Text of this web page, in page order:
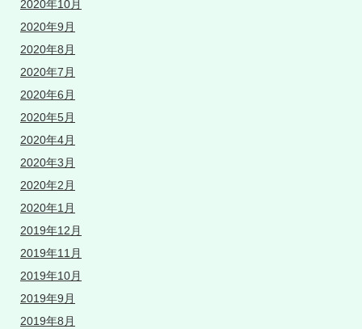
2020年10月
2020年9月
2020年8月
2020年7月
2020年6月
2020年5月
2020年4月
2020年3月
2020年2月
2020年1月
2019年12月
2019年11月
2019年10月
2019年9月
2019年8月